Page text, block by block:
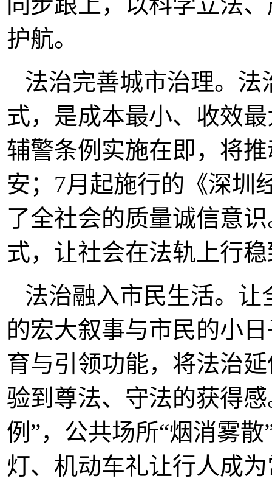
护航。
法治完善城市治理。
式，是成本最小、收效
辅警条例实施在即，将
安；7月起施行的《深圳
了全社会的质量诚信意
式，让社会在法轨上行
法治融入市民生活。
的宏大叙事与市民的小
育与引领功能，将法治
验到尊法、守法的获得
例”，公共场所“烟消雾
灯、机动车礼让行人成